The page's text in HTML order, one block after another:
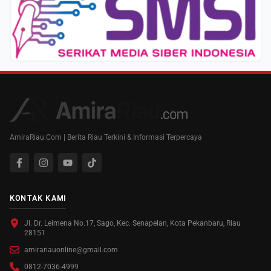
AmiraRiau.Com | Berita Riau Terkini & Informasi Terpercaya
KONTAK KAMI
Jl. Dr. Leimena No.17, Sago, Kec. Senapelan, Kota Pekanbaru, Riau
28151
amirariauonline@gmail.com
0812-7036-4999